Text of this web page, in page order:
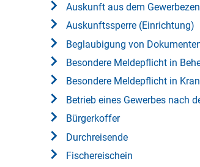
Auskunft aus dem
Auskunftssperre (Einrichtung)
Beglaubigung von
Besondere Meldepflicht in
Besondere Meldepflicht in
Betrieb eines Gewerbes nach
Bürgerkoffer
Durchreisende
Fischereischein